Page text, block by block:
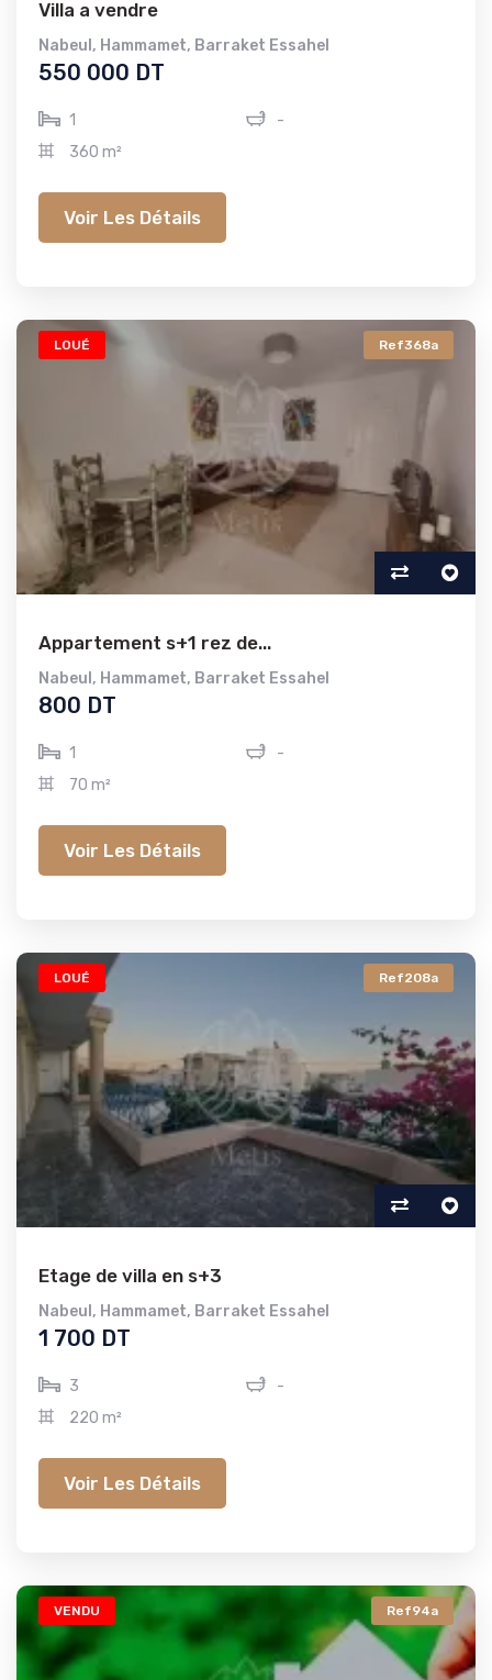
Villa a vendre
Nabeul , Hammamet, Barraket Essahel
550 000 DT
1
-
360 m²
Voir Les Détails
LOUÉ Ref368a
Appartement s+1 rez de...
Nabeul , Hammamet, Barraket Essahel
800 DT
1
-
70 m²
Voir Les Détails
LOUÉ Ref208a
Etage de villa en s+3
Nabeul , Hammamet, Barraket Essahel
1 700 DT
3
-
220 m²
Voir Les Détails
VENDU Ref94a